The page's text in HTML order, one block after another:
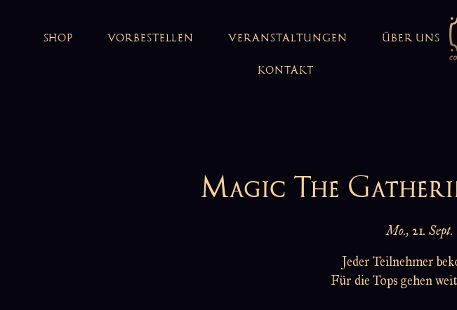
SHOP VORBESTELLEN VERANSTALTUNGEN ÜBER UNS
KONTAKT
Magic The
Mo., 21. Sept.
Jeder Teilnehmer
Für die Tops gehen